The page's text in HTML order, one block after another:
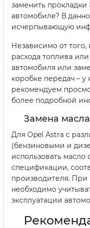
заменить прокладки
автомобиле? В
исчерпывающую
Независимо от
расхода топлива
автомобиля или
коробке передач – у
рекомендуем
более подробной
Замена
Для Opel Astra с
(бензиновыми и
использовать масло
спецификации,
производителя.
необходимо
эксплуатации